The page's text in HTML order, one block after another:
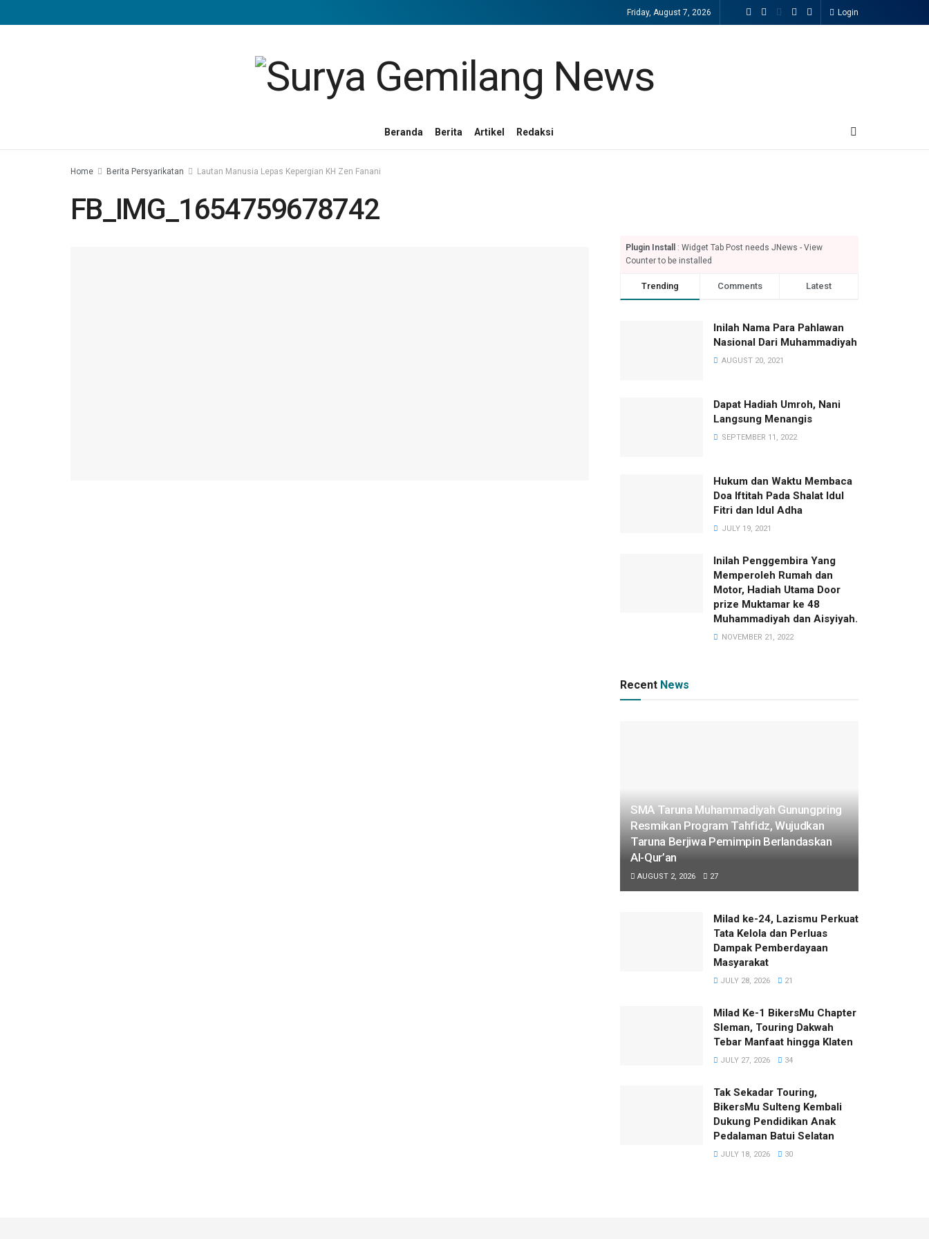
Friday, August 7, 2026 Login
Beranda Berita Artikel Redaksi
Home Berita Persyarikatan Lautan Manusia Lepas Kepergian KH Zen Fanani
FB_IMG_1654759678742
Plugin Install
: Widget Tab Post needs JNews - View
Counter to be installed
Trending Comments Latest
Inilah Nama Para Pahlawan
Nasional Dari Muhammadiyah
AUGUST 20, 2021
Dapat Hadiah Umroh, Nani
Langsung Menangis
SEPTEMBER 11, 2022
Hukum dan Waktu Membaca
Doa Iftitah Pada Shalat Idul
Fitri dan Idul Adha
JULY 19, 2021
Inilah Penggembira Yang
Memperoleh Rumah dan
Motor, Hadiah Utama Door
prize Muktamar ke 48
Muhammadiyah dan Aisyiyah.
NOVEMBER 21, 2022
Recent News
SMA Taruna Muhammadiyah Gunungpring
Resmikan Program Tahfidz, Wujudkan
Taruna Berjiwa Pemimpin Berlandaskan
Al-Qur’an
AUGUST 2, 2026 27
Milad ke-24, Lazismu Perkuat
Tata Kelola dan Perluas
Dampak Pemberdayaan
Masyarakat
JULY 28, 2026 21
Milad Ke-1 BikersMu Chapter
Sleman, Touring Dakwah
Tebar Manfaat hingga Klaten
JULY 27, 2026 34
Tak Sekadar Touring,
BikersMu Sulteng Kembali
Dukung Pendidikan Anak
Pedalaman Batui Selatan
JULY 18, 2026 30